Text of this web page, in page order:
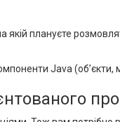
якій плануєте
Java (об’єкти,